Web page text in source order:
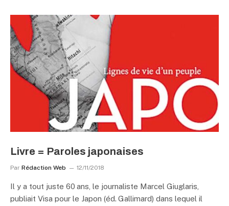
Livre = Paroles japonaises
Par Rédaction Web 12/11/2018
Il y a tout juste 60 ans, le journaliste Marcel Giuglaris,
publiait Visa pour le Japon (éd. Gallimard) dans lequel il